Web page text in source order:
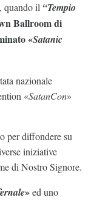
quando il “Tempio
Ballroom di
«Satanic
nazionale
«SatanCon»
per diffondere su
iniziative
di Nostro Signore.
»ed uno